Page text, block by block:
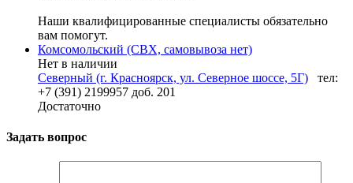
Наши квалифицированные специалисты обязательно
вам помогут.
Комсомольский (СВХ, самовывоза нет)
Нет в наличии
Северный (г. Красноярск, ул. Северное шоссе, 5Г)
тел:
+7 (391) 2199957 доб. 201
Достаточно
Задать вопрос